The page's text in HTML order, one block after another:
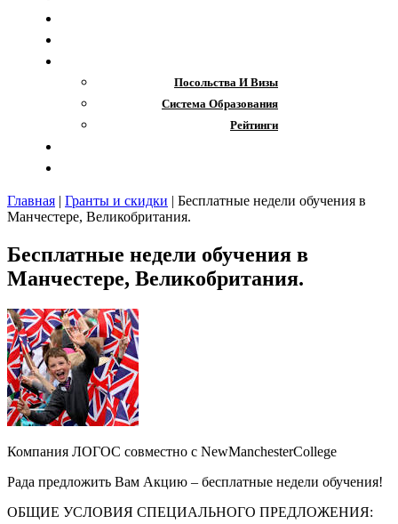
Посольства И Визы
Система Образования
Рейтинги
Главная | Гранты и скидки | Бесплатные недели обучения в
Манчестере, Великобритания.
Бесплатные недели обучения в
Манчестере, Великобритания.
Компания ЛОГОС совместно с NewManchesterCollege
Рада предложить Вам Акцию – бесплатные недели обучения!
ОБЩИЕ УСЛОВИЯ СПЕЦИАЛЬНОГО ПРЕДЛОЖЕНИЯ: